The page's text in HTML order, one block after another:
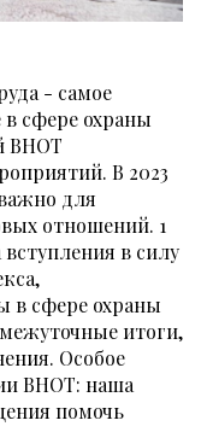
- самое
сфере охраны
ВНОТ
В 2023
для
отношений. 1
в силу
в сфере охраны
итоги,
Особое
ВНОТ: наша
помочь